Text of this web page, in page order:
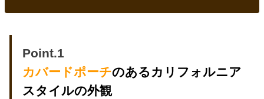
Point.1
カバードポーチのあるカリフォルニア
スタイルの外観